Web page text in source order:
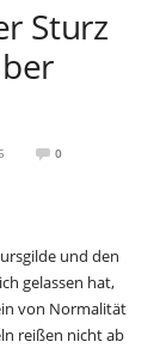
Sturz
0
und den
gelassen hat,
von Normalität
reißen nicht ab